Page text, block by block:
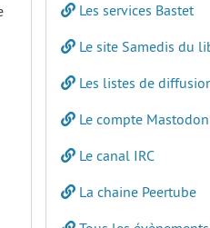
Les services Bastet
Le site Samedis du
Les listes de
Le compte Mastodon
Le canal IRC
La chaine Peertube